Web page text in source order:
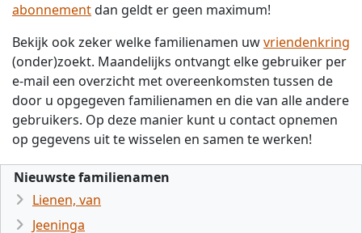
abonnementdan geldt er geen maximum!
Bekijk ook zeker welke familienamen uwvriendenkring
(onder)zoekt. Maandelijks ontvangt elke gebruiker per
e-mail een overzicht met overeenkomsten tussen de
door u opgegeven familienamen en die van alle andere
gebruikers. Op deze manier kunt u contact opnemen
op gegevens uit te wisselen en samen te werken!
Nieuwste familienamen
Lienen, van
Jeeninga